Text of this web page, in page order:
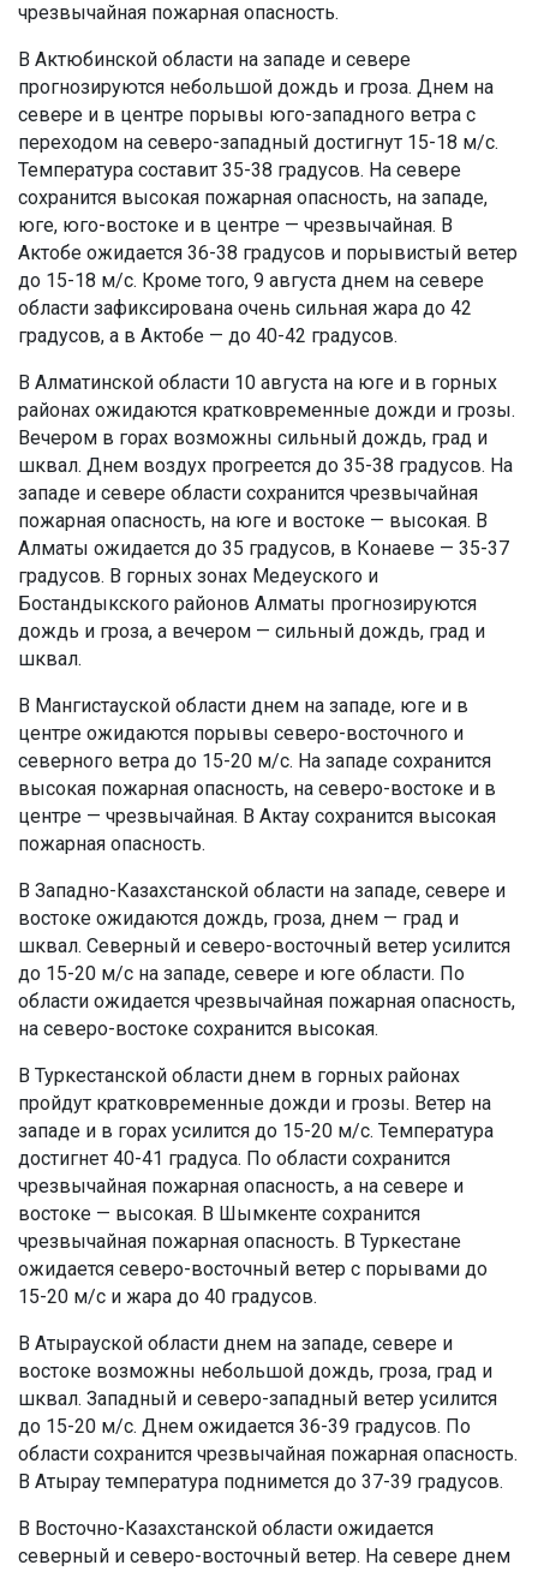
чрезвычайная пожарная опасность.
В Актюбинской области на западе и севере
прогнозируются небольшой дождь и гроза. Днем на
севере и в центре порывы юго-западного ветра с
переходом на северо-западный достигнут 15-18 м/с.
Температура составит 35-38 градусов. На севере
сохранится высокая пожарная опасность, на западе,
юге, юго-востоке и в центре — чрезвычайная. В
Актобе ожидается 36-38 градусов и порывистый ветер
до 15-18 м/с. Кроме того, 9 августа днем на севере
области зафиксирована очень сильная жара до 42
градусов, а в Актобе — до 40-42 градусов.
В Алматинской области 10 августа на юге и в горных
районах ожидаются кратковременные дожди и грозы.
Вечером в горах возможны сильный дождь, град и
шквал. Днем воздух прогреется до 35-38 градусов. На
западе и севере области сохранится чрезвычайная
пожарная опасность, на юге и востоке — высокая. В
Алматы ожидается до 35 градусов, в Конаеве — 35-37
градусов. В горных зонах Медеуского и
Бостандыкского районов Алматы прогнозируются
дождь и гроза, а вечером — сильный дождь, град и
шквал.
В Мангистауской области днем на западе, юге и в
центре ожидаются порывы северо-восточного и
северного ветра до 15-20 м/с. На западе сохранится
высокая пожарная опасность, на северо-востоке и в
центре — чрезвычайная. В Актау сохранится высокая
пожарная опасность.
В Западно-Казахстанской области на западе, севере и
востоке ожидаются дождь, гроза, днем — град и
шквал. Северный и северо-восточный ветер усилится
до 15-20 м/с на западе, севере и юге области. По
области ожидается чрезвычайная пожарная опасность,
на северо-востоке сохранится высокая.
В Туркестанской области днем в горных районах
пройдут кратковременные дожди и грозы. Ветер на
западе и в горах усилится до 15-20 м/с. Температура
достигнет 40-41 градуса. По области сохранится
чрезвычайная пожарная опасность, а на севере и
востоке — высокая. В Шымкенте сохранится
чрезвычайная пожарная опасность. В Туркестане
ожидается северо-восточный ветер с порывами до
15-20 м/с и жара до 40 градусов.
В Атырауской области днем на западе, севере и
востоке возможны небольшой дождь, гроза, град и
шквал. Западный и северо-западный ветер усилится
до 15-20 м/с. Днем ожидается 36-39 градусов. По
области сохранится чрезвычайная пожарная опасность.
В Атырау температура поднимется до 37-39 градусов.
В Восточно-Казахстанской области ожидается
северный и северо-восточный ветер. На севере днем